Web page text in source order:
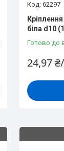
62297
біла d10
Готово до
24,97